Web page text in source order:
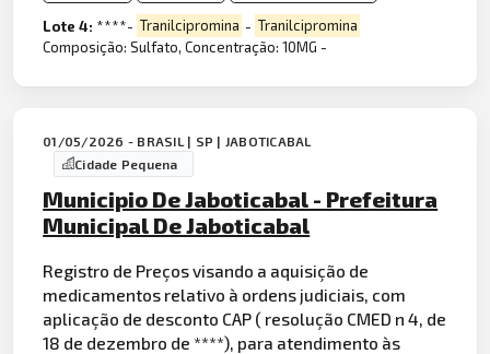
Lote 4: ****- Tranilcipromina - Tranilcipromina
Composição: Sulfato, Concentração: 10MG -
01/05/2026 - BRASIL | SP | JABOTICABAL
Cidade Pequena
Municipio De Jaboticabal - Prefeitura
Municipal De Jaboticabal
Registro de Preços visando a aquisição de
medicamentos relativo à ordens judiciais, com
aplicação de desconto CAP ( resolução CMED n 4, de
18 de dezembro de ****), para atendimento às